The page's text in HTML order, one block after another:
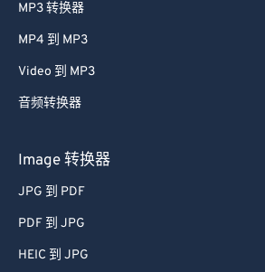
MP3 转换器
MP4 到 MP3
Video 到 MP3
音频转换器
Image 转换器
JPG 到 PDF
PDF 到 JPG
HEIC 到 JPG